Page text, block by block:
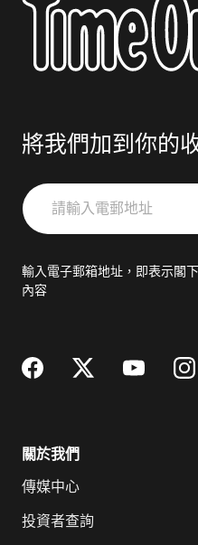
將我們加到你的
請
輸
郵
輸入電子郵箱地址，即表示閣
內容
關於我們
傳媒中心
投資者查詢